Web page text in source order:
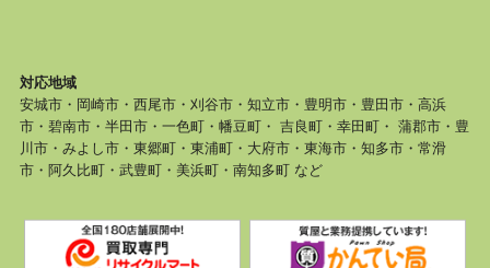
対応地域
安城市・岡崎市・西尾市・刈谷市・知立市・豊明市・豊田市・高浜
市・碧南市・半田市・一色町・幡豆町・ 吉良町・幸田町・ 蒲郡市・豊
川市・みよし市・東郷町・東浦町・大府市・東海市・知多市・常滑
市・阿久比町・武豊町・美浜町・南知多町 など